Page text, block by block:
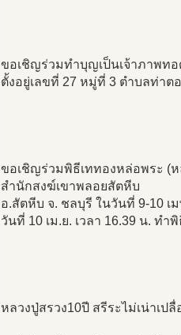
ขอเชิญร่วมทำบุญเป็นเจ้าภาพท
ตั้งอยู่เลขที่ 27 หมู่ที่ 3 ตำบลท่าต
ขอเชิญร่วมพิธีเททองหล่อพระ (
สำนักสงฆ์เขาพลอยสัตหีบ
อ.สัตหีบ จ. ชลบุรี ในวันที่ 9-10
วันที่ 10 เม.ย. เวลา 16.39 น. ทำ
หลวงปู่สรวง10ปี สรีระไม่เน่าเ